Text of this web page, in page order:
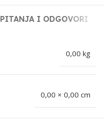
PITANJA I ODGOVORI
0,00 kg
0,00 × 0,00 cm